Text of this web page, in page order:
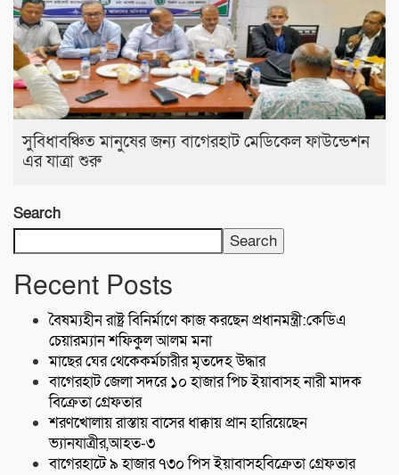
সুবিধাবঞ্চিত মানুষের জন্য বাগেরহাট মেডিকেল ফাউন্ডেশন
এর যাত্রা শুরু
Search
Search
Recent Posts
বৈষম্যহীন রাষ্ট্র বিনির্মাণে কাজ করছেন প্রধানমন্ত্রী:কেডিএ
চেয়ারম্যান শফিকুল আলম মনা
মাছের ঘের থেকেকর্মচারীর মৃতদেহ উদ্ধার
বাগেরহাট জেলা সদরে ১০ হাজার পিচ ইয়াবাসহ নারী মাদক
বিক্রেতা গ্রেফতার
শরণখোলায় রাস্তায় বাসের ধাক্কায় প্রান হারিয়েছেন
ভ্যানযাত্রীর,আহত-৩
বাগেরহাটে ৯ হাজার ৭৩০ পিস ইয়াবাসহবিক্রেতা গ্রেফতার